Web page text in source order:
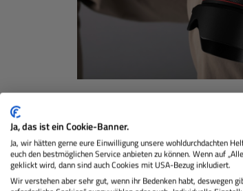
Ja, das ist ein Cookie-Banner.
Ja, wir hätten gerne eure Einwilligung unsere wohldurchdachten
euch den bestmöglichen Service anbieten zu können. Wenn auf
geklickt wird, dann sind auch Cookies mit USA-Bezug inkludiert.
Wir verstehen aber sehr gut, wenn ihr Bedenken habt, deswegen